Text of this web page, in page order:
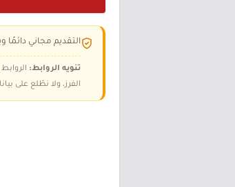
التقديم مجاني دائمًا
تنويه الروابط:
الفرز، ولا نطّلع على